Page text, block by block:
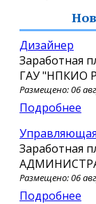
Дизайнер
Заработная
ГАУ "НПКИО
Размещено: 06
Подробнее
Заработная
Размещено: 06
Подробнее